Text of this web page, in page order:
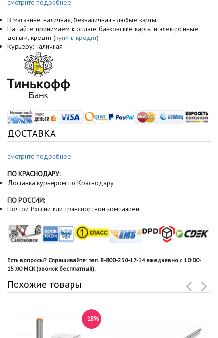
смотрите подробнее
В магазине: наличная, безналичная - любые карты
На сайте: принимаем к оплате банковские карты и электронные
деньги, кредит (купи в кредит)
Курьеру: наличная
ДОСТАВКА
смотрите подробнее
ПО КРАСНОДАРУ:
Доставка курьером по Краснодару
ПО РОССИИ:
Почтой России или транспортной компанией.
Есть вопросы? Спрашивайте: тел. 8-800-250-17-14 ежедневно с 10:00-
15:00 МСК (звонок бесплатный).
Похожие товары
-18%